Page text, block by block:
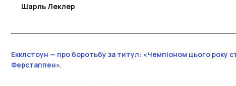
Шарль Леклер
Екклстоун — про боротьбу за титул: «Чемпіоном цього року
Ферстаппен».